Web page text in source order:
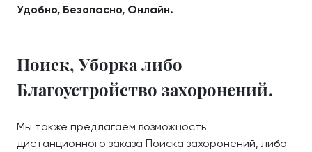
Удобно, Безопасно, Онлайн.
Поиск, Уборка либо
Благоустройство захоронений.
Мы также предлагаем возможность
дистанционного заказа Поиска захоронений, либо